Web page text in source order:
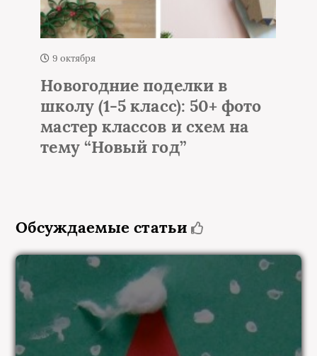
1 октября
Елка из мишуры и
гирлянды на стене – 50+
идей настенной елки
Обсуждаемые статьи